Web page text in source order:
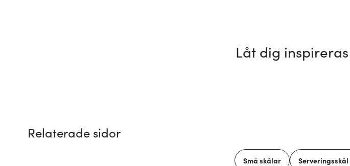
Låt dig
Relaterade sidor
Små skålar